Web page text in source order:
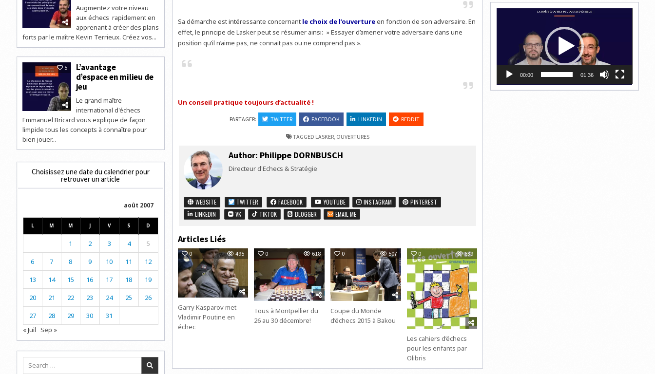
Sa démarche est intéressante concernant le choix de l’ouvertureen fonction de son adversaire. En
effet, le principe de Lasker peut se résumer ainsi: » Essayer d’amener votre adversaire dans une
position qu’il n’aime pas, ne connait pas ou ne comprend pas ».
Un conseil pratique toujours d’actualité !
PARTAGER: TWITTER FACEBOOK LINKEDIN REDDIT
TAGGED LASKER, OUVERTURES
Author: Philippe DORNBUSCH
Directeur d'Echecs & Stratégie
WEBSITE TWITTER FACEBOOK YOUTUBE INSTAGRAM
PINTEREST
LINKEDIN
VK TIKTOK BLOGGER EMAIL ME
Articles Liés
0 495
Garry Kasparov met
Vladimir Poutine en
échec
0 618
Tous à Montpellier du
26 au 30 décembre!
0 507
Coupe du Monde
d’échecs 2015 à Bakou
0 639
Les cahiers d’échecs
pour les enfants par
Olibris
Augmentez votre niveau
aux échecs rapidement en
apprenant à créer des plans
forts par le maître Kevin Terrieux. Créez vos...
5
L’avantage
d’espace en milieu de
jeu
Le grand maître
international d'échecs
Emmanuel Bricard vous explique de façon
limpide tous les concepts à connaître pour
bien jouer...
Choisissez une date du calendrier pour
retrouver un article
août 2007
L M M J V S D
1 2 3 4 5
6 7 8 9 10 11 12
13 14 15 16 17 18 19
20 21 22 23 24 25 26
27 28 29 30
31
« Juil Sep »
Search
00:00 01:36